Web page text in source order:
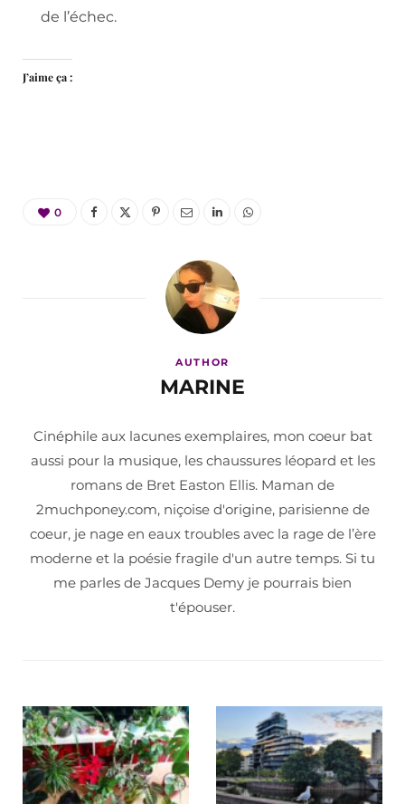
de l’échec.
J’aime ça :
0
AUTHOR
MARINE
Cinéphile aux lacunes exemplaires, mon coeur bat
aussi pour la musique, les chaussures léopard et les
romans de Bret Easton Ellis. Maman de
2muchponey.com, niçoise d'origine, parisienne de
coeur, je nage en eaux troubles avec la rage de l’ère
moderne et la poésie fragile d'un autre temps. Si tu
me parles de Jacques Demy je pourrais bien
t'épouser.